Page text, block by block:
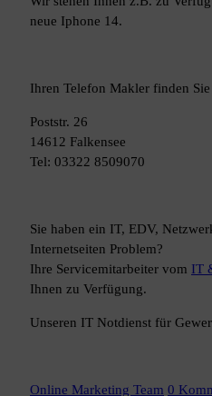
neue Iphone 14.
Ihren Telefon Makler finden
Poststr. 26
14612 Falkensee
Tel: 03322 8509070
Sie haben ein IT, EDV,
Internetseiten Problem?
Ihre Servicemitarbeiter vom IT
Ihnen zu Verfügung.
Unseren IT Notdienst für
Online Marketing Team 0